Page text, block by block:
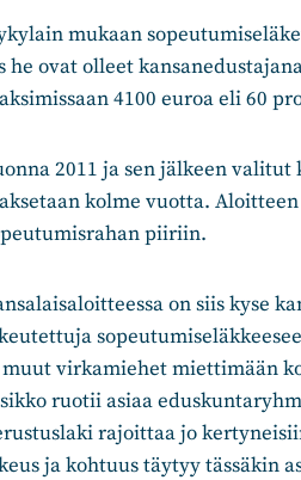
mukaan
he ovat olleet
4100 euroa eli 60
2011 ja sen jälkeen
kolme vuotta.
piiriin.
on siis kyse
virkamiehet miettimään
ruotii asiaa
rajoittaa jo
ja kohtuus täytyy tässäkin